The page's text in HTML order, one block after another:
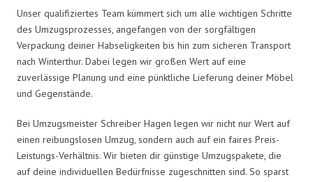
Unser qualifiziertes Team kümmert sich um alle wichtigen Schritte
des Umzugsprozesses, angefangen von der sorgfältigen
Verpackung deiner Habseligkeiten bis hin zum sicheren Transport
nach Winterthur. Dabei legen wir großen Wert auf eine
zuverlässige Planung und eine pünktliche Lieferung deiner Möbel
und Gegenstände.
Bei Umzugsmeister Schreiber Hagen legen wir nicht nur Wert auf
einen reibungslosen Umzug, sondern auch auf ein faires Preis-
Leistungs-Verhältnis. Wir bieten dir günstige Umzugspakete, die
auf deine individuellen Bedürfnisse zugeschnitten sind. So sparst